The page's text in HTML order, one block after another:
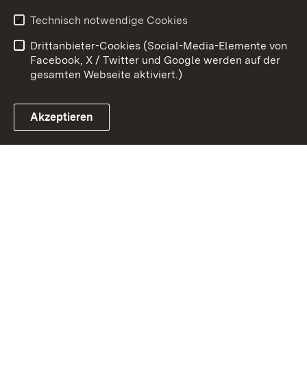
Link zum Landesportal
Datenschutz
Barrierefreiheit
Impressum
Cookies
Technisch notwendige Cookies
Drittanbieter-Cookies (Social-Media-Elemente von
Facebook, X / Twitter und Google werden auf der
gesamten Webseite aktiviert.)
Akzeptieren